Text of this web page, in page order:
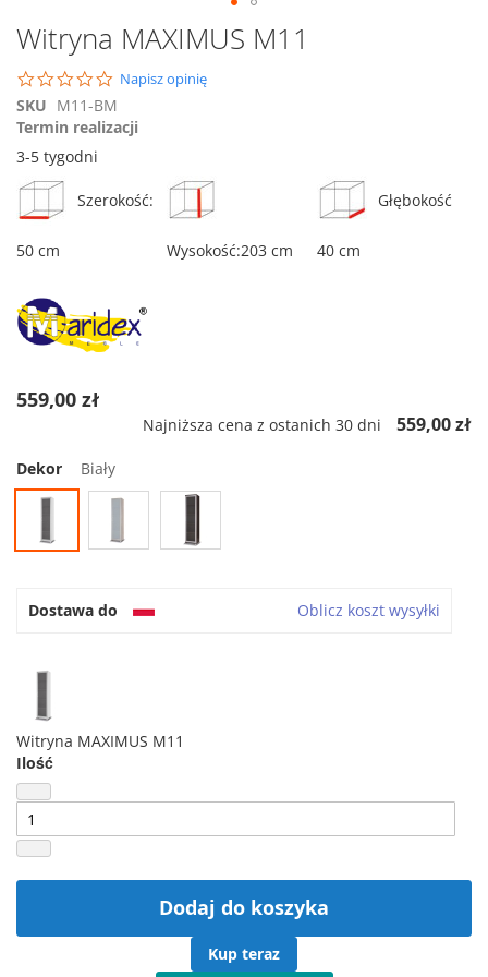
Przejdź
na
początek
galerii
Witryna MAXIMUS M11
0.0
star
rating
Napisz opinię
SKU M11-BM
Termin realizacji
3-5 tygodni
Szerokość:
50 cm Wysokość:203 cm
Głębokość
40 cm
559,00 zł
Najniższa cena z ostanich 30 dni 559,00 zł
Dekor Biały
Dostawa do Oblicz koszt wysyłki
Witryna MAXIMUS M11
Ilość
Dodaj do koszyka
Kup teraz